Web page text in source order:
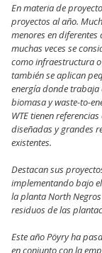
En materia de
proyectos al año.
menores en
muchas veces se
como infraestructura
también se aplican
energía donde trabaja
biomasa y waste-to-
WTE tienen
diseñadas y grandes
existentes.
Destacan sus
implementando bajo
la planta North
residuos de las
Este año Pöyry ha
en conjunto con la